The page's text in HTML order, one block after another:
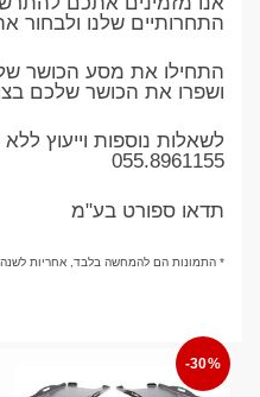
התחרותיים שלנו
התחילו את מסע הכושר
ושפרו את הכושר שלכם
לשאלות נוספות וייעוץ
055.8961155
תדאו ספורט בע"מ
* התמונות הם להמחשה בלבד, אחריות לשנה
-30%